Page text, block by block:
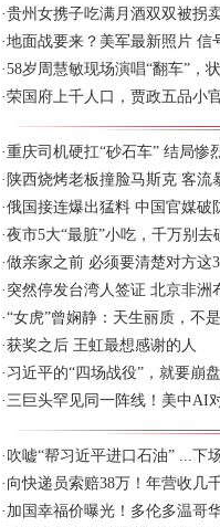
·贵州女携子吃满月酒双双被拐
·地面战要来？美军最新照片 信
·58岁周慧敏现场演唱“翻车”，
·荣国府上千人口，贾政五品小
·重庆司机硬扛“砂石车” 结局惨
· 陕西烧烤老板撞脸马斯克 客流
·俄国接连爆出猛料 中国官媒破
·夜市5大“最脏”小吃，千万别去
·做亲家之前 必须要清楚对方这
· 突然停发台湾人签证 北京非洲
·“女虎”曾娴静：天生丽质，不
·获奖之后 王虹最想感谢的人
· 习近平的“四场战役”，就要崩
·三巨头罕见同一阵线！美中AI
· 吹嘘“帮习近平进口石油” ...下
· 向快递员索赔38万！年营收几
· 加国幸福价曝光！多伦多温哥